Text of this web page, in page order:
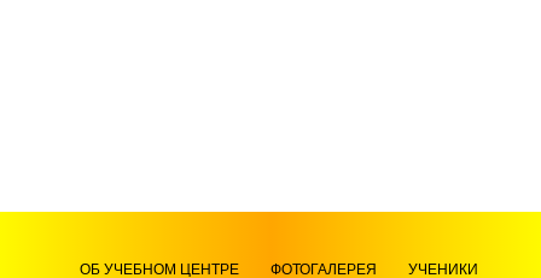
ОБ УЧЕБНОМ ЦЕНТРЕ ФОТОГАЛЕРЕЯ УЧЕНИКИ